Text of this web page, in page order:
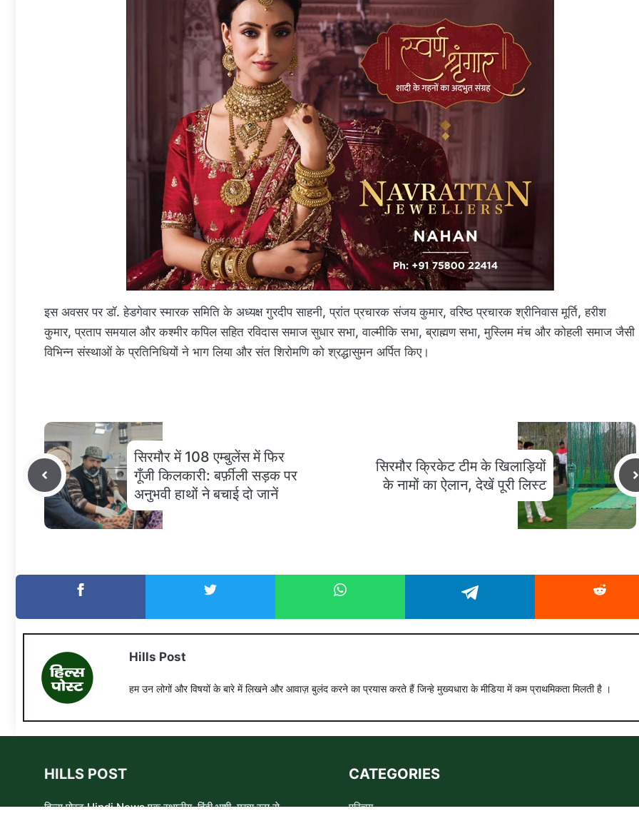
इस अवसर पर डॉ. हेडगेवार स्मारक समिति के अध्यक्ष गुरदीप साहनी, प्रांत प्रचारक संजय कुमार, वरिष्ठ प्रचारक श्रीनिवास मूर्ति, हरीश
कुमार, प्रताप समयाल और कश्मीर कपिल सहित रविदास समाज सुधार सभा, वाल्मीकि सभा, ब्राह्मण सभा, मुस्लिम मंच और कोहली समाज जैसी
विभिन्न संस्थाओं के प्रतिनिधियों ने भाग लिया और संत शिरोमणि को श्रद्धासुमन अर्पित किए।
सिरमौर में 108 एम्बुलेंस में फिर
गूँजी किलकारी: बर्फ़ीली सड़क पर
अनुभवी हाथों ने बचाई दो जानें
सिरमौर क्रिकेट टीम के खिलाड़ियों
के नामों का ऐलान, देखें पूरी लिस्ट
Hills Post
हम उन लोगों और विषयों के बारे में लिखने और आवाज़ बुलंद करने का प्रयास करते हैं जिन्हे मुख्यधारा के मीडिया में कम प्राथमिकता मिलती है ।
HILLS POST
हिल्स पोस्ट Hindi News एक स्थानीय, हिंदी भाषी, मुख्य रूप से
CATEGORIES
परिचय